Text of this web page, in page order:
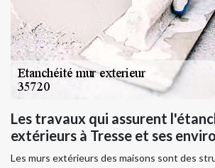
Les travaux qui assurent
extérieurs à Tresse et ses
Les murs extérieurs des maisons sont des